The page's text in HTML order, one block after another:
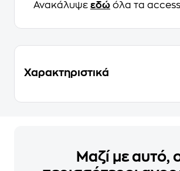
Ανακάλυψε εδώ όλα τα
Χαρακτηριστικά
Μαζί με αυτό,